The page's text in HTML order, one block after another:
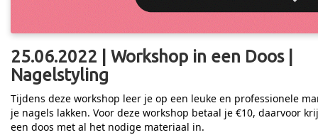
25.06.2022 | Workshop in een Doos |
Nagelstyling
Tijdens deze workshop leer je op een leuke en professionele
je nagels lakken. Voor deze workshop betaal je €10, daarvoor
een doos met al het nodige materiaal in.